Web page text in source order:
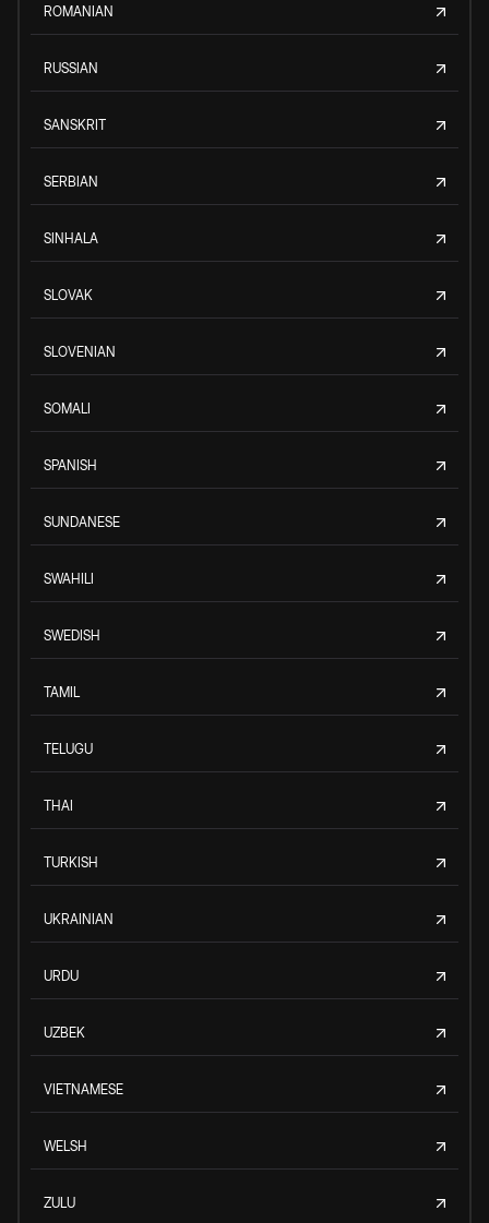
ROMANIAN
RUSSIAN
SANSKRIT
SERBIAN
SINHALA
SLOVAK
SLOVENIAN
SOMALI
SPANISH
SUNDANESE
SWAHILI
SWEDISH
TAMIL
TELUGU
THAI
TURKISH
UKRAINIAN
URDU
UZBEK
VIETNAMESE
WELSH
ZULU